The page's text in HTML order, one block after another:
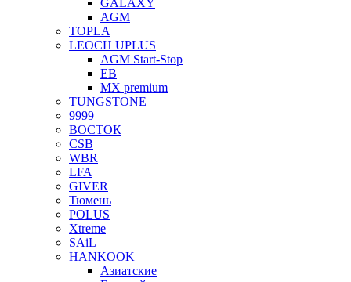
GALAXY
AGM
TOPLA
LEOCH UPLUS
AGM Start-Stop
EB
MX premium
TUNGSTONE
9999
ВОСТОК
CSB
WBR
LFA
GIVER
Тюмень
POLUS
Xtreme
SAiL
HANKOOK
Азиатские